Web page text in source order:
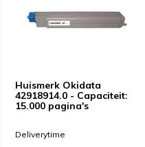
Huismerk Okidata
42918914.0 - Capaciteit:
15.000 pagina's
Deliverytime